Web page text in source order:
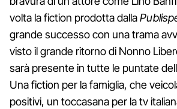
volta la fiction prodotta dalla
grande successo con una trama
visto il grande ritorno di Nonno
sarà presente in tutte le puntate
Una fiction per la famiglia, che
positivi, un toccasana per la tv